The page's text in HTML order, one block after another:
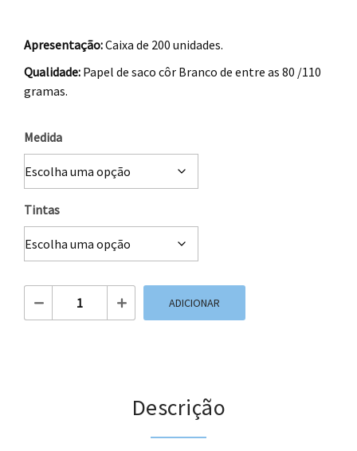
Apresentação:Caixa de 200 unidades.
Qualidade: Papel de saco côr Branco de entre as 80 /110
gramas.
Medida
Tintas
Quantidade de Saco de Papel Branco Plana
ADICIONAR
Descrição